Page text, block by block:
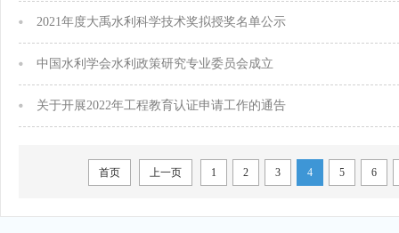
2021年度大禹水利科学技术奖拟授奖名单公示
中国水利学会水利政策研究专业委员会成立
关于开展2022年工程教育认证申请工作的通告
首页 上一页 1 2 3 4 5 6